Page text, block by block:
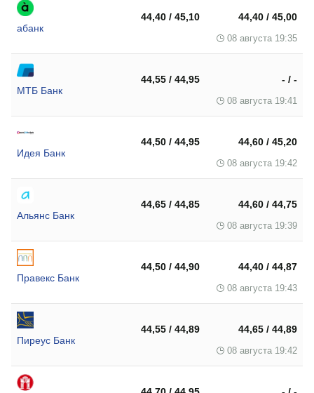
абанк
44,40 / 45,10 44,40 / 45,00
08 августа 19:35
МТБ Банк
44,55 / 44,95 - / -
08 августа 19:41
Идея Банк
44,50 / 44,95 44,60 / 45,20
08 августа 19:42
Альянс Банк
44,65 / 44,85 44,60 / 44,75
08 августа 19:39
Правекс Банк
44,50 / 44,90 44,40 / 44,87
08 августа 19:43
Пиреус Банк
44,55 / 44,89 44,65 / 44,89
08 августа 19:42